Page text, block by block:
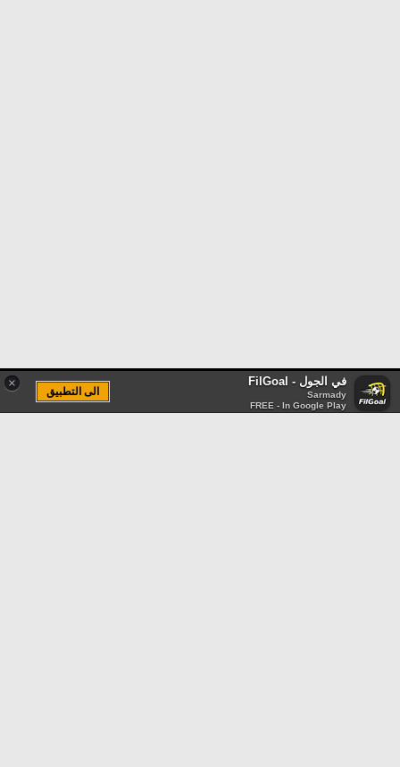
× في الجول - FilGoal
Sarmady
FREE - In Google Play
الى التطبيق